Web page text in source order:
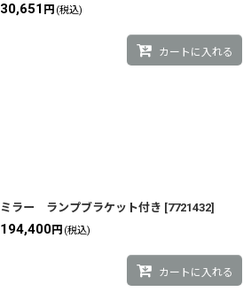
30,651 円 (税込)
カートに入れる
ミラー ランプブラケット付き [7721432]
194,400円 (税込)
カートに入れる